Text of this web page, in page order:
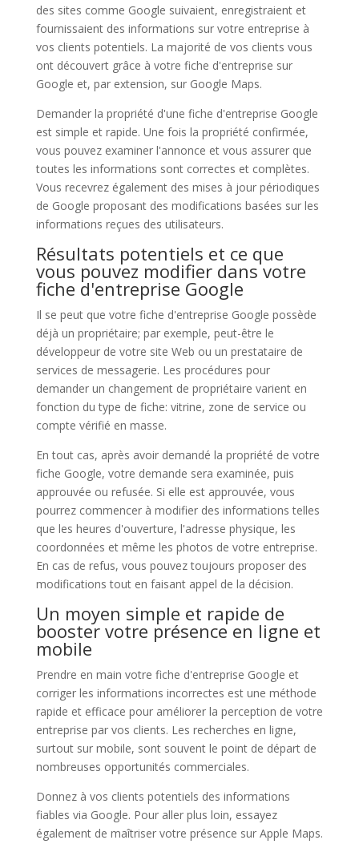
des sites comme Google suivaient, enregistraient et
fournissaient des informations sur votre entreprise à
vos clients potentiels. La majorité de vos clients vous
ont découvert grâce à votre fiche d'entreprise sur
Google et, par extension, sur Google Maps.
Demander la propriété d'une fiche d'entreprise Google
est simple et rapide. Une fois la propriété confirmée,
vous pouvez examiner l'annonce et vous assurer que
toutes les informations sont correctes et complètes.
Vous recevrez également des mises à jour périodiques
de Google proposant des modifications basées sur les
informations reçues des utilisateurs.
Résultats potentiels et ce que
vous pouvez modifier dans votre
fiche d'entreprise Google
Il se peut que votre fiche d'entreprise Google possède
déjà un propriétaire; par exemple, peut-être le
développeur de votre site Web ou un prestataire de
services de messagerie. Les procédures pour
demander un changement de propriétaire varient en
fonction du type de fiche: vitrine, zone de service ou
compte vérifié en masse.
En tout cas, après avoir demandé la propriété de votre
fiche Google, votre demande sera examinée, puis
approuvée ou refusée. Si elle est approuvée, vous
pourrez commencer à modifier des informations telles
que les heures d'ouverture, l'adresse physique, les
coordonnées et même les photos de votre entreprise.
En cas de refus, vous pouvez toujours proposer des
modifications tout en faisant appel de la décision.
Un moyen simple et rapide de
booster votre présence en ligne et
mobile
Prendre en main votre fiche d'entreprise Google et
corriger les informations incorrectes est une méthode
rapide et efficace pour améliorer la perception de votre
entreprise par vos clients. Les recherches en ligne,
surtout sur mobile, sont souvent le point de départ de
nombreuses opportunités commerciales.
Donnez à vos clients potentiels des informations
fiables via Google. Pour aller plus loin, essayez
également de maîtriser votre présence sur Apple Maps.